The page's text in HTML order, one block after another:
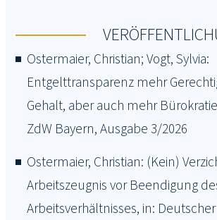
Ostermaier, Christian; Vogt, Sylvia:
Entgelttransparenz mehr
Gehalt, aber auch mehr
ZdW Bayern, Ausgabe 3/2026
Ostermaier, Christian: (Kein)
Arbeitszeugnis vor Beendigung
Arbeitsverhältnisses, in: Deutscher